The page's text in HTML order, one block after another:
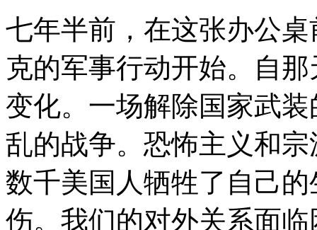
七年半前，在这张办公
克的军事行动开始。自
变化。一场解除国家武
乱的战争。恐怖主义和
数千美国人牺牲了自己
伤。我们的对外关系面